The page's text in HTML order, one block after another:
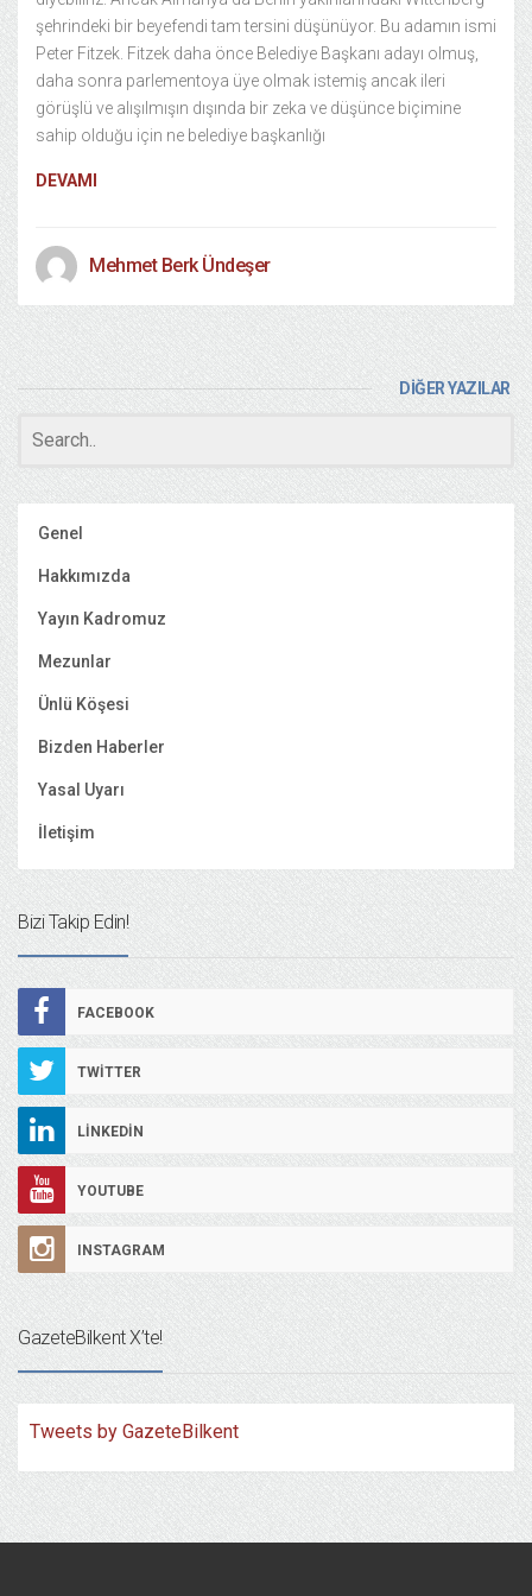
şehrindeki bir beyefendi tam tersini düşünüyor. Bu adamın ismi
Peter Fitzek. Fitzek daha önce Belediye Başkanı adayı olmuş,
daha sonra parlementoya üye olmak istemiş ancak ileri
görüşlü ve alışılmışın dışında bir zeka ve düşünce biçimine
sahip olduğu için ne belediye başkanlığı
DEVAMI
Mehmet Berk Ündeşer
DİĞER YAZILAR
Genel
Hakkımızda
Yayın Kadromuz
Mezunlar
Ünlü Köşesi
Bizden Haberler
Yasal Uyarı
İletişim
Bizi Takip Edin!
FACEBOOK
TWITTER
LINKEDIN
YOUTUBE
INSTAGRAM
GazeteBilkent X’te!
Tweets by GazeteBilkent